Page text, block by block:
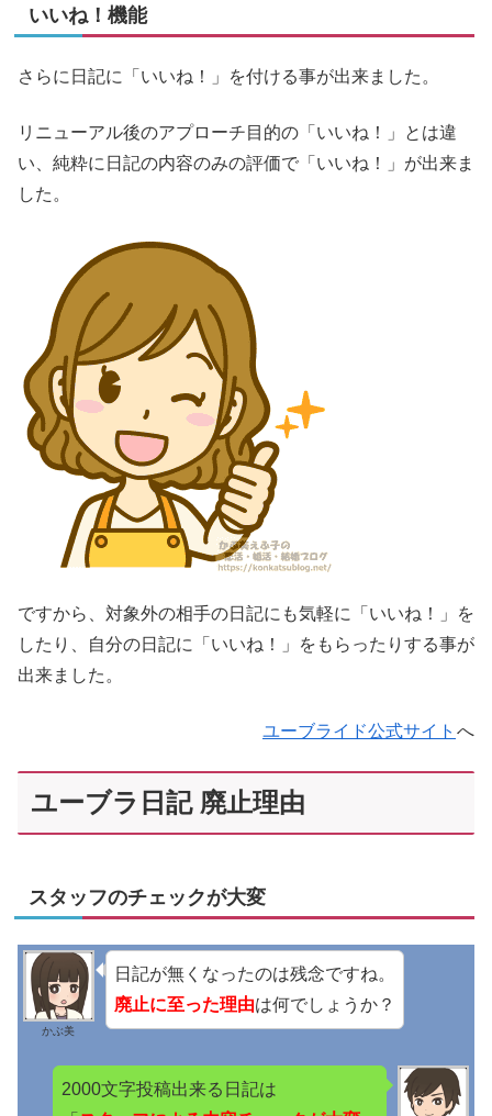
いいね！機能
さらに日記に「いいね！」を付ける事が出来ました。
リニューアル後のアプローチ目的の「いいね！」とは違
い、純粋に日記の内容のみの評価で「いいね！」が出来ま
した。
ですから、対象外の相手の日記にも気軽に「いいね！」を
したり、自分の日記に「いいね！」をもらったりする事が
出来ました。
ユーブライド公式サイト へ
ユーブラ日記 廃止理由
スタッフのチェックが大変
かぶ美
日記が無くなったのは残念ですね。
廃止に至った理由は何でしょうか？
2000文字投稿出来る日記は